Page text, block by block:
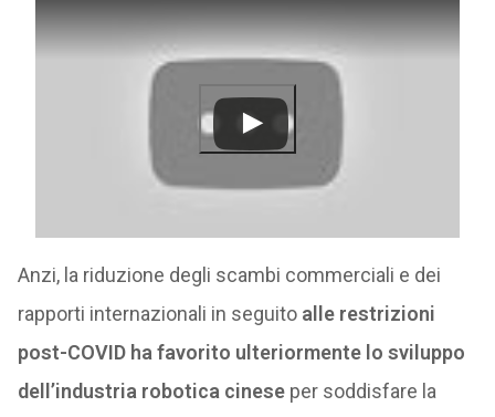
Anzi, la riduzione degli scambi commerciali e dei
rapporti internazionali in seguito alle restrizioni
post-COVID ha favorito ulteriormente lo sviluppo
dell’industria robotica cineseper soddisfare la